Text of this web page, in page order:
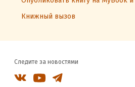
Книжный вызов
Следите за новостями